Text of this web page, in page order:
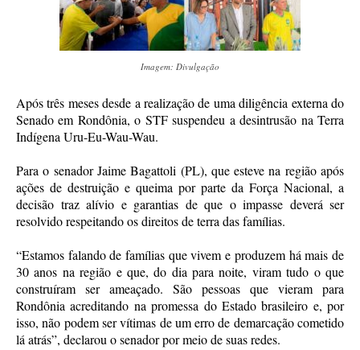
Imagem: Divulgação
Após três meses desde a realização de uma diligência externa do
Senado em Rondônia, o STF suspendeu a desintrusão na Terra
Indígena Uru-Eu-Wau-Wau.
Para o senador Jaime Bagattoli (PL), que esteve na região após
ações de destruição e queima por parte da Força Nacional, a
decisão traz alívio e garantias de que o impasse deverá ser
resolvido respeitando os direitos de terra das famílias.
“Estamos falando de famílias que vivem e produzem há mais de
30 anos na região e que, do dia para noite, viram tudo o que
construíram ser ameaçado. São pessoas que vieram para
Rondônia acreditando na promessa do Estado brasileiro e, por
isso, não podem ser vítimas de um erro de demarcação cometido
lá atrás”, declarou o senador por meio de suas redes.